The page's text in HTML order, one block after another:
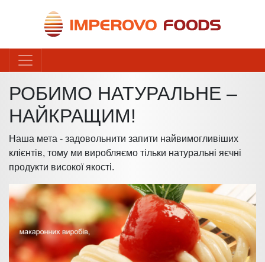
РОБИМО НАТУРАЛЬНЕ –
НАЙКРАЩИМ!
Наша мета - задовольнити запити найвимогливіших
клієнтів, тому ми виробляємо тільки натуральні яєчні
продукти високої якості.